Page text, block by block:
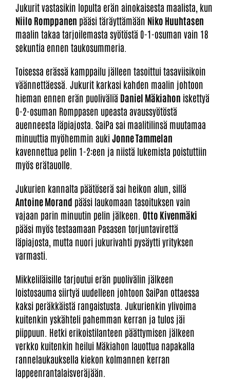
Jukurit vastasikin lopulta erän ainokaisesta maalista, kun
Niilo Romppanen pääsi täräyttämään Niko Huuhtasen
maalin takaa tarjoilemasta syötöstä 0-1-osuman vain 18
sekuntia ennen taukosummeria.
Toisessa erässä kamppailu jälleen tasoittui tasaviisikoin
väännettäessä. Jukurit karkasi kahden maalin johtoon
hieman ennen erän puoliväliä Daniel Mäkiahon iskettyä
0-2-osuman Romppasen upeasta avaussyötöstä
auenneesta läpiajosta. SaiPa sai maalitilinsä muutamaa
minuuttia myöhemmin aukiJonne Tammelan
kavennettua pelin 1-2:een ja niistä lukemista poistuttiin
myös erätauolle.
Jukurien kannalta päätöserä sai heikon alun, sillä
Antoine Morand pääsi laukomaan tasoituksen vain
vajaan parin minuutin pelin jälkeen. Otto Kivenmäki
pääsi myös testaamaan Pasasen torjuntavirettä
läpiajosta, mutta nuori jukurivahti pysäytti yrityksen
varmasti.
Mikkeliläisille tarjoutui erän puolivälin jälkeen
loistosauma siirtyä uudelleen johtoon SaiPan ottaessa
kaksi peräkkäistä rangaistusta. Jukurienkin ylivoima
kuitenkin yskähteli pahemman kerran ja tulos jäi
piippuun. Hetki erikoistilanteen päättymisen jälkeen
verkko kuitenkin heilui Mäkiahon lauottua napakalla
rannelaukauksella kiekon kolmannen kerran
lappeenrantalaisveräjään.